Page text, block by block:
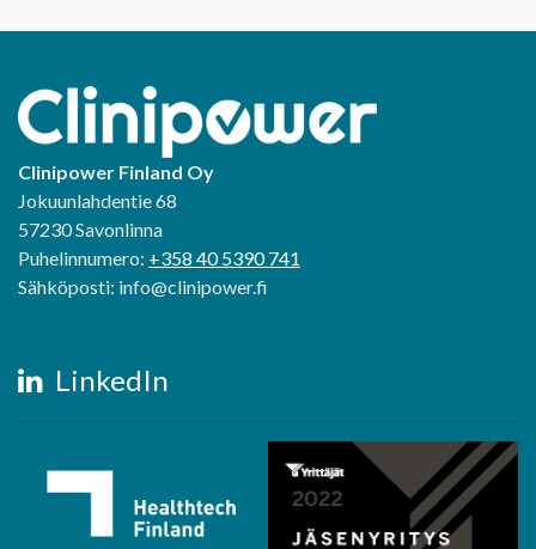
LinkedIn
Clinipower Finland Oy
Jokuunlahdentie 68
57230 Savonlinna
Puhelinnumero: +358 40 5390 741
Sähköposti: info@clinipower.fi